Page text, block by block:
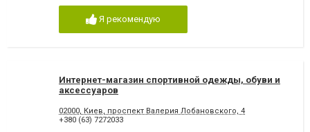
Я рекомендую
Интернет-магазин спортивной одежды, обуви и
аксессуаров
02000, Киев, проспект Валерия Лобановского, 4
+380 (63) 7272033